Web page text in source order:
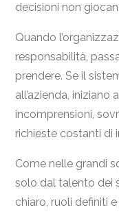
decisioni non
Quando
responsabilità,
prendere. Se il
all’azienda, iniziano
incomprensioni,
richieste costanti di
Come nelle grandi
solo dal talento dei
chiaro, ruoli definiti